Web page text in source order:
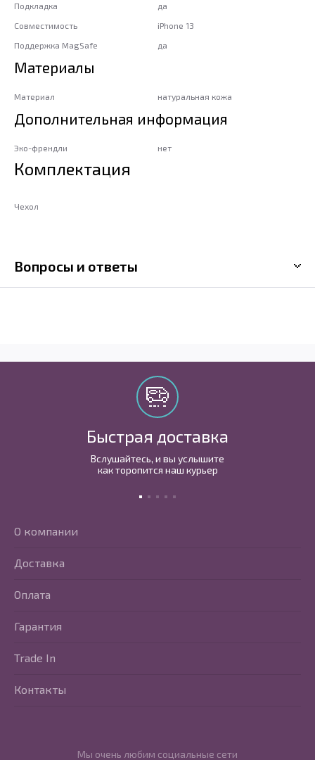
Подкладка
да
Совместимость
iPhone 13
Поддержка MagSafe
да
Материалы
Материал натуральная кожа
Дополнительная информация
Эко-френдли нет
Комплектация
Чехол
Вопросы и ответы
Быстрая доставка
Вслушайтесь, и вы услышите
как торопится наш курьер
Мы очень любим социальные сети
О компании
Доставка
Оплата
Гарантия
Trade In
Контакты